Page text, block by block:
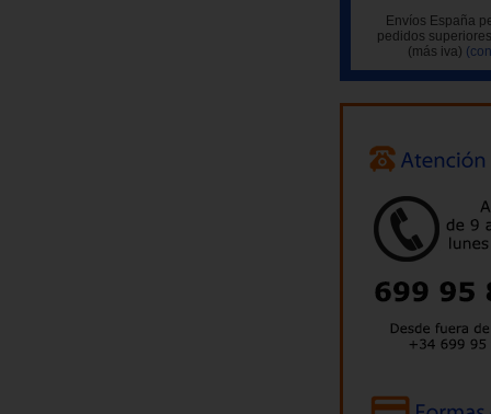
Envíos España
pedidos
(más iva)